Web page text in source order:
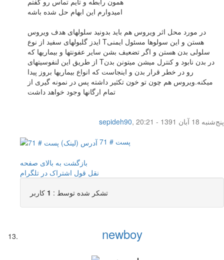
امیدوارم این ابهام حل شده باشه
در مورد محل اثر ویروس هم باید بدونید سلولهای هدف ویروس
ایدز گلبولهای سفید از نوع Tهستن و این سولوها مسئول ایمنی
سلولی بدن هستن و اگر تضعیف بشن سایر عفونتها و بیماریها که
از طریق این لنفوسیتهای Tدر بدن نابود و کنترل میشن میتونن بدن
رو در خطر قرار بدن و اینجاست که انواع بیماریها بروز پیدا
میکنه.ویروس هم چون تو خون تکثیر داشته پس در نمونه گیری از
تمام ارگانها وجود خواهد داشت
sepideh90,
پنج‌شنبه 18 آبان 1391 - 20:21
پست # 71
بازگشت به بالای صفحه
نقل قول اشتراک در تلگرام
تشکر شده توسط : 1 کاربر
newboy